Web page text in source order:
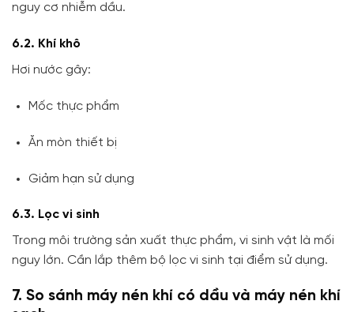
nguy cơ nhiễm dầu.
6.2. Khí khô
Hơi nước gây:
Mốc thực phẩm
Ăn mòn thiết bị
Giảm hạn sử dụng
6.3. Lọc vi sinh
Trong môi trường sản xuất thực phẩm, vi sinh vật là mối
nguy lớn. Cần lắp thêm bộ lọc vi sinh tại điểm sử dụng.
7. So sánh máy nén khí có dầu và máy nén khí